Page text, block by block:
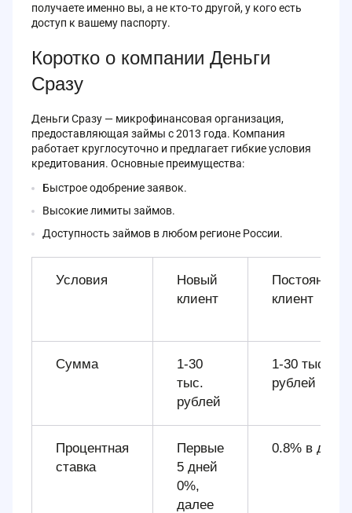
получаете именно вы, а не кто-то другой, у кого есть
доступ к вашему паспорту.
Коротко о компании Деньги
Сразу
Деньги Сразу — микрофинансовая организация,
предоставляющая займы с 2013 года. Компания
работает круглосуточно и предлагает гибкие условия
кредитования. Основные преимущества:
Быстрое одобрение заявок.
Высокие лимиты займов.
Доступность займов в любом регионе России.
Условия
Новый
клиент
Постоянный
клиент
Сумма
1-30
тыс.
рублей
1-30 тыс.
рублей
Процентная
ставка
Первые
5 дней
0%,
далее
0.8% в день